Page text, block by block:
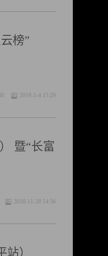
榜”
2019-1-4 15:29
暨“长富
2018-11-28 14:56
）